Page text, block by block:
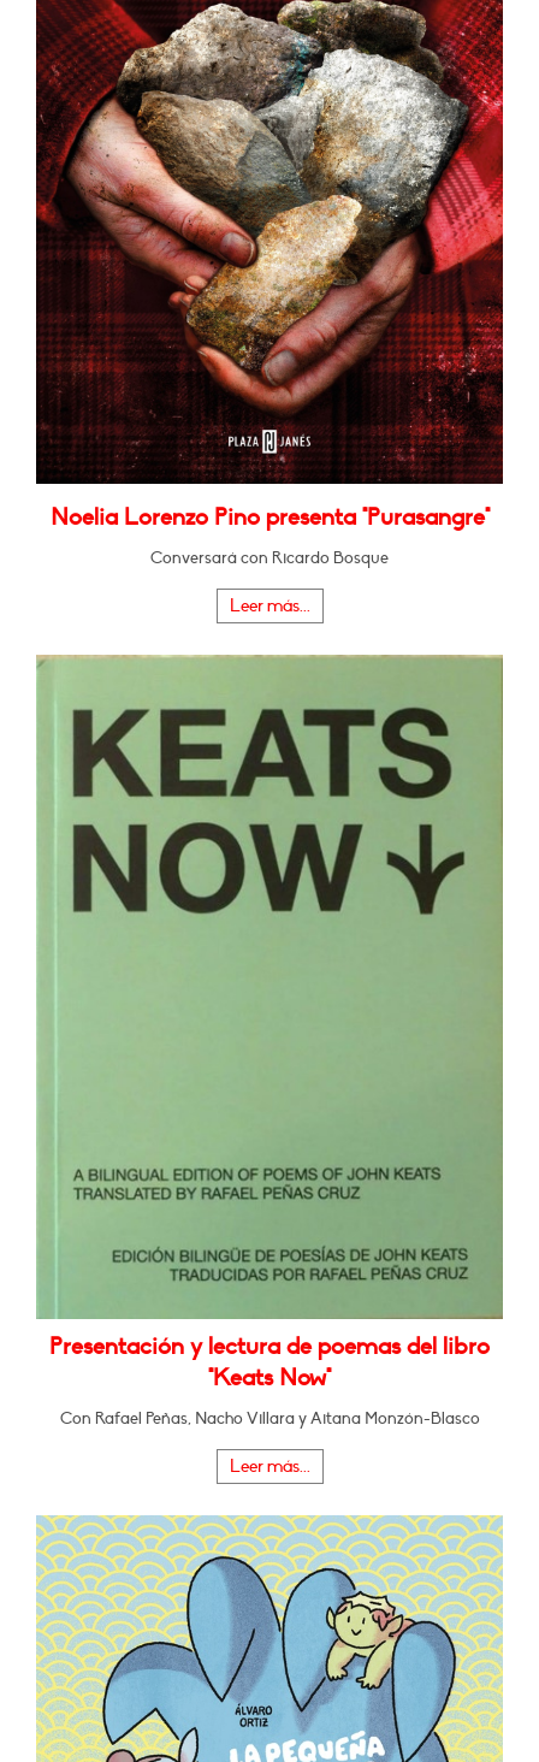
Noelia Lorenzo Pino presenta "Purasangre"
Conversará con Ricardo Bosque
Leer más...
Presentación y lectura de poemas del libro
"Keats Now"
Con Rafael Peñas, Nacho Villara y Aitana Monzón-Blasco
Leer más...